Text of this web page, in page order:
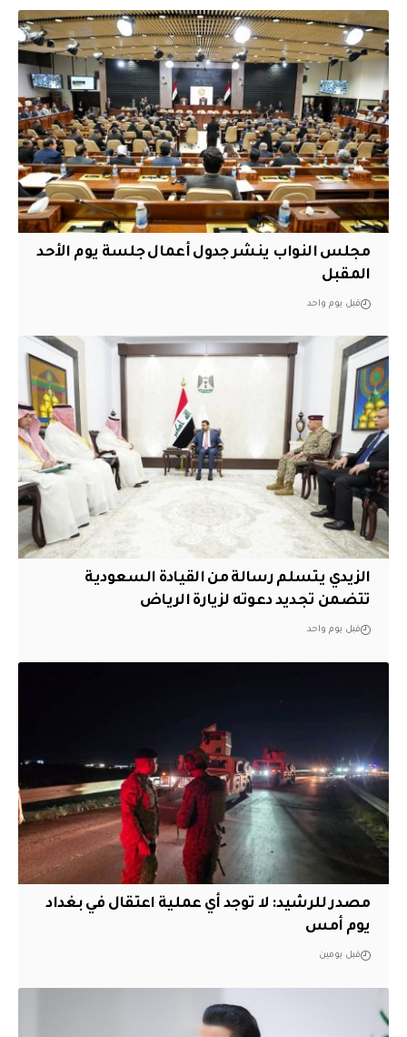
مجلس النواب ينشر جدول أعمال جلسة يوم الأحد
المقبل
قبل يوم واحد
الزيدي يتسلم رسالة من القيادة السعودية
تتضمن تجديد دعوته لزيارة الرياض
قبل يوم واحد
مصدر للرشيد: لا توجد أي عملية اعتقال في بغداد
يوم أمس
قبل يومين